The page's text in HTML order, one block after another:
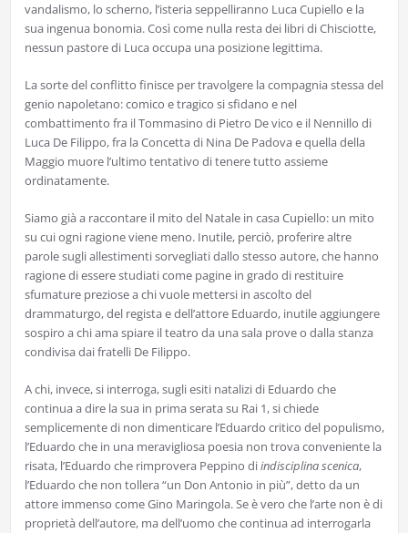
vandalismo, lo scherno, l’isteria seppelliranno Luca Cupiello e la
sua ingenua bonomia. Così come nulla resta dei libri di Chisciotte,
nessun pastore di Luca occupa una posizione legittima.
La sorte del conflitto finisce per travolgere la compagnia stessa del
genio napoletano: comico e tragico si sfidano e nel
combattimento fra il Tommasino di Pietro De vico e il Nennillo di
Luca De Filippo, fra la Concetta di Nina De Padova e quella della
Maggio muore l’ultimo tentativo di tenere tutto assieme
ordinatamente.
Siamo già a raccontare il mito del Natale in casa Cupiello: un mito
su cui ogni ragione viene meno. Inutile, perciò, proferire altre
parole sugli allestimenti sorvegliati dallo stesso autore, che hanno
ragione di essere studiati come pagine in grado di restituire
sfumature preziose a chi vuole mettersi in ascolto del
drammaturgo, del regista e dell’attore Eduardo, inutile aggiungere
sospiro a chi ama spiare il teatro da una sala prove o dalla stanza
condivisa dai fratelli De Filippo.
A chi, invece, si interroga, sugli esiti natalizi di Eduardo che
continua a dire la sua in prima serata su Rai 1, si chiede
semplicemente di non dimenticare l’Eduardo critico del populismo,
l’Eduardo che in una meravigliosa poesia non trova conveniente la
risata, l’Eduardo che rimprovera Peppino diindisciplina scenica,
l’Eduardo che non tollera “un Don Antonio in più”, detto da un
attore immenso come Gino Maringola. Se è vero che l’arte non è di
proprietà dell’autore, ma dell’uomo che continua ad interrogarla